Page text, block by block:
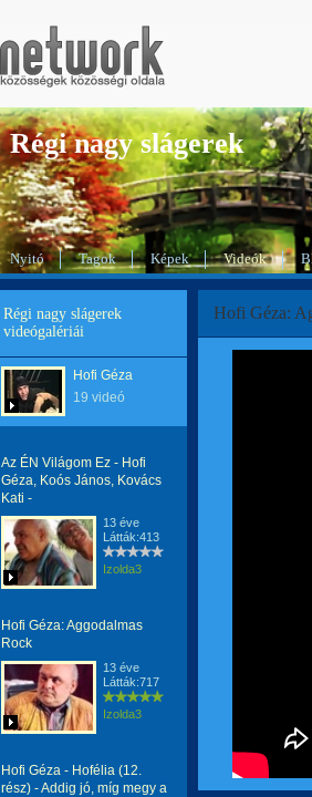
Régi nagy slágerek
Nyitó Tagok Képek Videók
Régi nagy slágerek
videógalériái
Hofi Géza
19 videó
Az ÉN Világom Ez - Hofi
Géza, Koós János, Kovács
Kati -
13 éve
Látták:413
Izolda3
Hofi Géza: Aggodalmas
Rock
13 éve
Látták:717
Izolda3
Hofi Géza - Hofélia (12.
rész) - Addig jó, míg megy a
Hofi Géza: